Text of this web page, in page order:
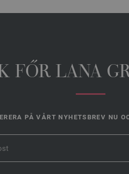
FŐR LANA
PÅ VÅRT NYHETSBREV NU